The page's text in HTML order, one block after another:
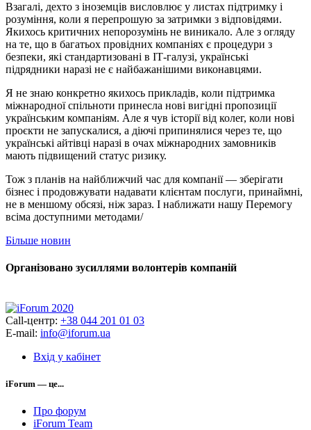
Взагалі, дехто з іноземців висловлює у листах підтримку і
розуміння, коли я перепрошую за затримки з відповідями.
Якихось критичних непорозумінь не виникало. Але з огляду
на те, що в багатьох провідних компаніях є процедури з
безпеки, які стандартизовані в ІТ-галузі, українські
підрядники наразі не є найбажанішими виконавцями.
Я не знаю конкретно якихось прикладів, коли підтримка
міжнародної спільноти принесла нові вигідні пропозиції
українським компаніям. Але я чув історії від колег, коли нові
проєкти не запускалися, а діючі припинялися через те, що
українські айтівці наразі в очах міжнародних замовників
мають підвищений статус ризику.
Тож з планів на найближчий час для компанії — зберігати
бізнес і продовжувати надавати клієнтам послуги, принаймні,
не в меншому обсязі, ніж зараз. І наближати нашу Перемогу
всіма доступними методами/
Більше новин
Організовано зусиллями волонтерів компаній
Call-центр: +38 044 201 01 03
E-mail: info@iforum.ua
Вхід у кабінет
iForum — це...
Про форум
iForum Team